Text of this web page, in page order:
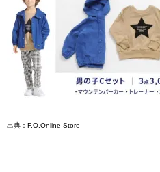
出典：F.O.Online Store